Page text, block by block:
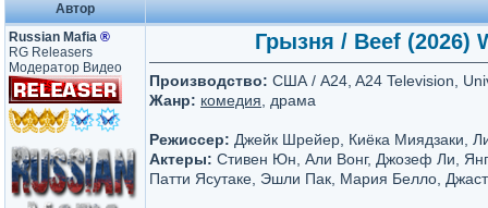
Автор
Russian Mafia ®
RG Releasers
Модератор Видео
Грызня / Beef (2026)
Производство: США / A24, A24 Television,
Жанр: комедия , драма
Режиссер: Джейк Шрейер, Киёка Миядзаки,
Актеры: Стивен Юн, Али Вонг, Джозеф Ли,
Патти Ясутаке, Эшли Пак, Мария Белло,